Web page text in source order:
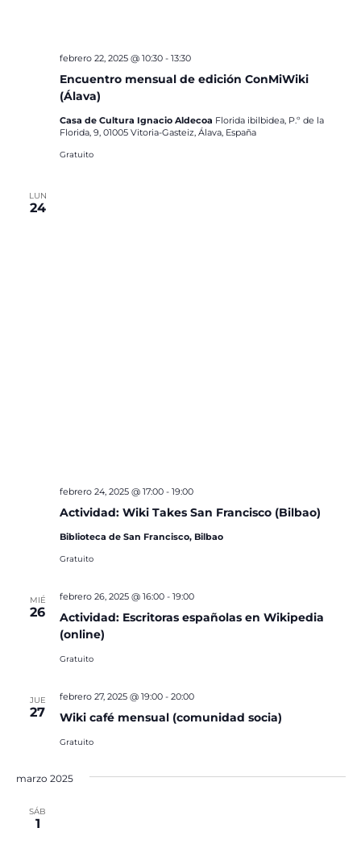
Encuentro mensual de edición ConMiWiki
(Álava)
febrero 22, 2025 @ 10:30- 13:30
Casa de Cultura Ignacio Aldecoa Florida ibilbidea, P.º de la
Florida, 9, 01005 Vitoria-Gasteiz, Álava, España
Gratuito
LUN
24
Actividad: Wiki Takes San Francisco (Bilbao)
febrero 24, 2025 @ 17:00- 19:00
Biblioteca de San Francisco, Bilbao
Gratuito
MIÉ
26
Actividad: Escritoras españolas en Wikipedia
(online)
febrero 26, 2025 @ 16:00- 19:00
Gratuito
JUE
27 Wiki café mensual (comunidad socia)
febrero 27, 2025 @ 19:00- 20:00
Gratuito
marzo 2025
SÁB
1